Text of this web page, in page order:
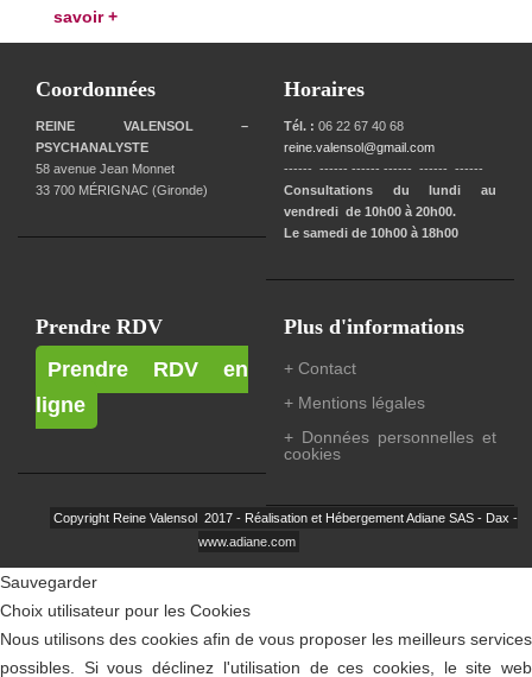
savoir +
Coordonnées
REINE VALENSOL –
PSYCHANALYSTE
58 avenue Jean Monnet
33 700 MÉRIGNAC (Gironde)
Horaires
Tél. : 06 22 67 40 68
reine.valensol@gmail.com
------ ------ ------ ------ ------ ------
Consultations du lundi au
vendredi de 10h00 à 20h00.
Le samedi de 10h00 à 18h00
Prendre RDV
Prendre RDV en
ligne
Plus d'informations
+ Contact
+ Mentions légales
+ Données personnelles et
cookies
Copyright Reine Valensol 2017 - Réalisation et Hébergement Adiane SAS - Dax -
www.adiane.com
Sauvegarder
Choix utilisateur pour les Cookies
Nous utilisons des cookies afin de vous proposer les meilleurs services
possibles. Si vous déclinez l'utilisation de ces cookies, le site web